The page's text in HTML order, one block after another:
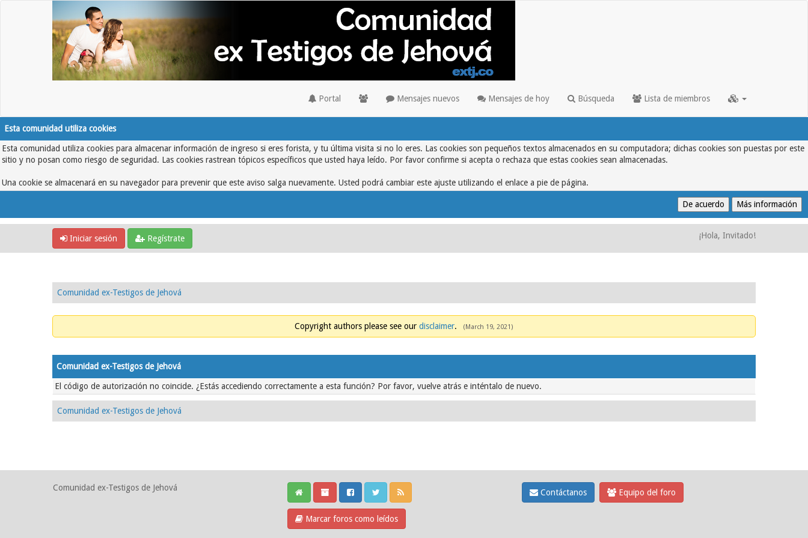
Portal Mensajes nuevos Mensajes de hoy Búsqueda Lista de miembros
Esta comunidad utiliza cookies
Esta comunidad utiliza cookies para almacenar información de ingreso si eres forista, y tu última visita si no lo eres. Las cookies son pequeños textos almacenados en su computadora; dichas cookies son puestas por este
sitio y no posan como riesgo de seguridad. Las cookies rastrean tópicos específicos que usted haya leído. Por favor confirme si acepta o rechaza que estas cookies sean almacenadas.
Una cookie se almacenará en su navegador para prevenir que este aviso salga nuevamente. Usted podrá cambiar este ajuste utilizando el enlace a pie de página.
Iniciar sesión Regístrate ¡Hola, Invitado!
Comunidad ex-Testigos de Jehová
Copyright authors please see our disclaimer. (March 19, 2021)
Comunidad ex-Testigos de Jehová
El código de autorización no coincide. ¿Estás accediendo correctamente a esta función? Por favor, vuelve atrás e inténtalo de nuevo.
Comunidad ex-Testigos de Jehová
Comunidad ex-Testigos de Jehová
Marcar foros como leídos
Contáctanos Equipo del foro